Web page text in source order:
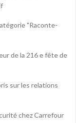
"Raconte-
de la 216 e fête de
sur les relations
chez Carrefour